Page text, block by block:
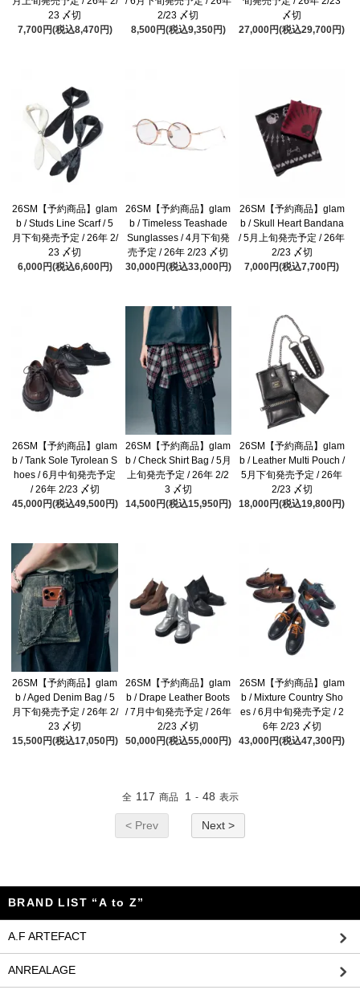
23 〆切
7,700円(税込8,470円)
2/23 〆切
8,500円(税込9,350円)
〆切
27,000円(税込29,700円)
26SM【予約商品】glam
b / Studs Line Scarf / 5
月下旬発売予定 / 26年 2/
23 〆切
6,000円(税込6,600円)
26SM【予約商品】glam
b / Timeless Teashade
Sunglasses / 4月下旬発
売予定 / 26年 2/23 〆切
30,000円(税込33,000円)
26SM【予約商品】glam
b / Skull Heart Bandana
/ 5月上旬発売予定 / 26年
2/23 〆切
7,000円(税込7,700円)
26SM【予約商品】glam
b / Tank Sole Tyrolean S
hoes / 6月中旬発売予定
/ 26年 2/23 〆切
45,000円(税込49,500円)
26SM【予約商品】glam
b / Check Shirt Bag / 5月
上旬発売予定 / 26年 2/2
3 〆切
14,500円(税込15,950円)
26SM【予約商品】glam
b / Leather Multi Pouch /
5月下旬発売予定 / 26年
2/23 〆切
18,000円(税込19,800円)
26SM【予約商品】glam
b / Aged Denim Bag / 5
月下旬発売予定 / 26年 2/
23 〆切
15,500円(税込17,050円)
26SM【予約商品】glam
b / Drape Leather Boots
/ 7月中旬発売予定 / 26年
2/23 〆切
50,000円(税込55,000円)
26SM【予約商品】glam
b / Mixture Country Sho
es / 6月中旬発売予定 / 2
6年 2/23 〆切
43,000円(税込47,300円)
全 117 商品 1 - 48 表示
< Prev Next >
BRAND LIST “A to Z”
A.F ARTEFACT
ANREALAGE